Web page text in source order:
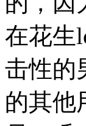
在花生
击性的
的其他